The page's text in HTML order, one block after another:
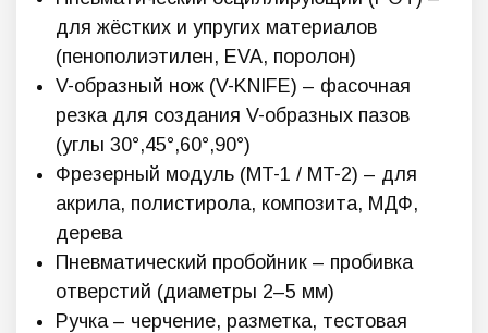
для жёстких и упругих материалов
(пенополиэтилен, EVA, поролон)
V-образный нож (V-KNIFE) – фасочная
резка для создания V-образных пазов
(углы 30°,45°,60°,90°)
Фрезерный модуль (MT-1 / MT-2) – для
акрила, полистирола, композита, МДФ,
дерева
Пневматический пробойник – пробивка
отверстий (диаметры 2–5 мм)
Ручка – черчение, разметка, тестовая